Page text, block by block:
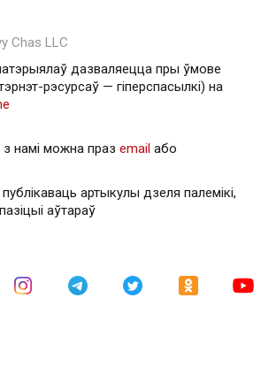
Chas LLC
дазваляецца пры ўмове
рэсурсаў — гiперспасылкi) на
намі можна праз email або
артыкулы дзеля палемікі,
аўтараў